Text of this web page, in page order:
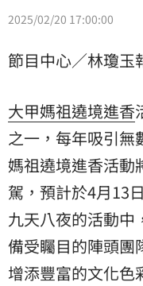
2025/02/20 17:00:00
節目中心／林瓊玉
大甲媽祖遶境進香
之一，每年吸引無
媽祖遶境進香活動
駕，預計於4月13
九天八夜的活動中
備受矚目的陣頭團
增添豐富的文化色